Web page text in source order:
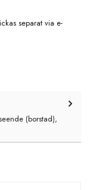
separat via e-
(borstad),